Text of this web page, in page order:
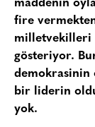
maddenin
fire
milletvekilleri
gösteriyor.
demokrasinin
bir liderin
yok.